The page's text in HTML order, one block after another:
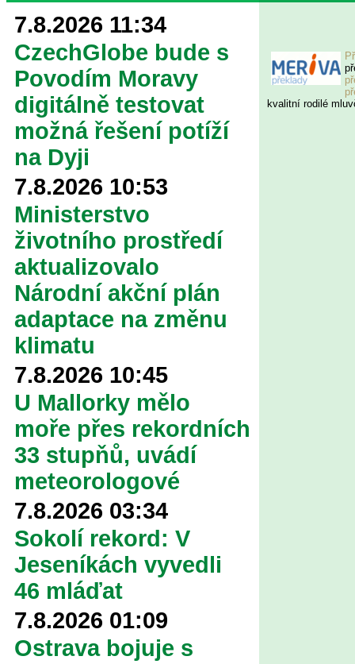
7.8.2026 11:34
CzechGlobe bude s
Povodím Moravy
digitálně testovat
možná řešení potíží
na Dyji
7.8.2026 10:53
Ministerstvo
životního prostředí
aktualizovalo
Národní akční plán
adaptace na změnu
klimatu
7.8.2026 10:45
U Mallorky mělo
moře přes rekordních
33 stupňů, uvádí
meteorologové
7.8.2026 03:34
Sokolí rekord: V
Jeseníkách vyvedli
46 mláďat
7.8.2026 01:09
Ostrava bojuje s
kvalitní rodilé